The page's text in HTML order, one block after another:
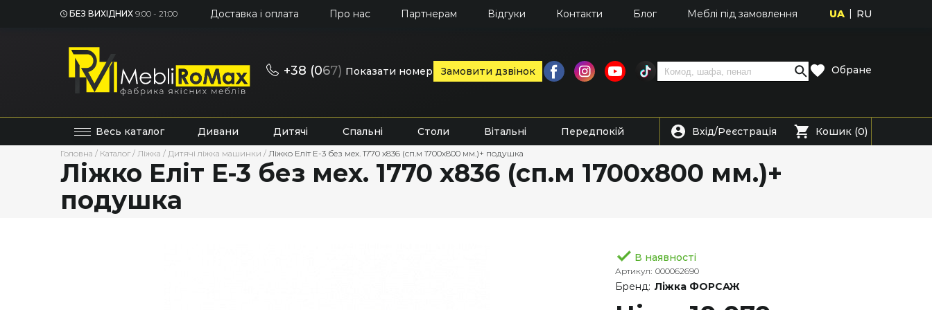
БЕЗ ВИХІДНИХ 9:00 - 21:00 Доставка і оплата Про нас Партнерам Відгуки Контакти Блог Меблі під замовлення UA RU
+38 (067) Показати номер Замовити дзвінок Обране
Весь каталог Дивани Дитячі Спальні Столи Вітальні Передпокій Вхід/Реєстрація Кошик (0)
Головна / Каталог / Ліжка / Дитячі ліжка машинки / Ліжко Еліт Е-3 без мех. 1770 х836 (сп.м 1700х800 мм.)+ подушка
Ліжко Еліт Е-3 без мех. 1770 х836 (сп.м 1700х800 мм.)+
подушка
В наявності
Артикул: 000062690
Бренд: Ліжка ФОРСАЖ